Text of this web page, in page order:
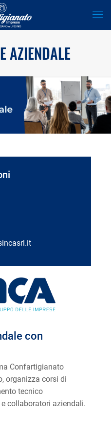
AZIENDALE
con
Confartigianato
organizza corsi di
tecnico
collaboratori aziendali.